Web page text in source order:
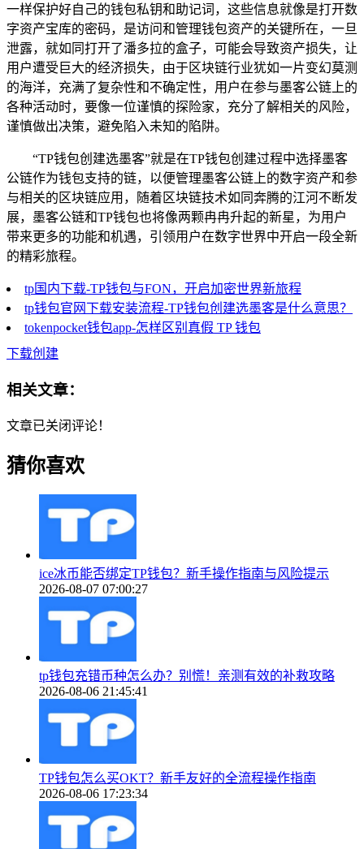
一样保护好自己的钱包私钥和助记词，这些信息就像是打开数
字资产宝库的密码，是访问和管理钱包资产的关键所在，一旦
泄露，就如同打开了潘多拉的盒子，可能会导致资产损失，让
用户遭受巨大的经济损失，由于区块链行业犹如一片变幻莫测
的海洋，充满了复杂性和不确定性，用户在参与墨客公链上的
各种活动时，要像一位谨慎的探险家，充分了解相关的风险，
谨慎做出决策，避免陷入未知的陷阱。
“TP钱包创建选墨客”就是在TP钱包创建过程中选择墨客
公链作为钱包支持的链，以便管理墨客公链上的数字资产和参
与相关的区块链应用，随着区块链技术如同奔腾的江河不断发
展，墨客公链和TP钱包也将像两颗冉冉升起的新星，为用户
带来更多的功能和机遇，引领用户在数字世界中开启一段全新
的精彩旅程。
tp国内下载-TP钱包与FON，开启加密世界新旅程
tp钱包官网下载安装流程-TP钱包创建选墨客是什么意思？
tokenpocket钱包app-怎样区别真假 TP 钱包
下载创建
相关文章：
文章已关闭评论！
猜你喜欢
ice冰币能否绑定TP钱包？新手操作指南与风险提示
2026-08-07 07:00:27
tp钱包充错币种怎么办？别慌！亲测有效的补救攻略
2026-08-06 21:45:41
TP钱包怎么买OKT？新手友好的全流程操作指南
2026-08-06 17:23:34